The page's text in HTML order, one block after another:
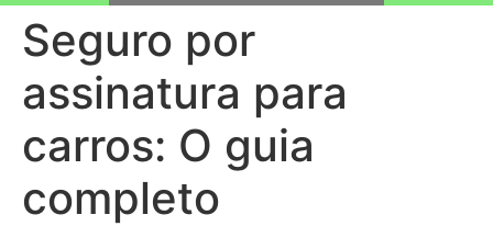
Seguro por
assinatura para
carros: O guia
completo